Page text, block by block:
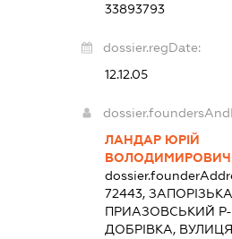
33893793
dossier.regDate:
12.12.05
ЛАНДАР ЮРІЙ
ВОЛОДИМИРОВИЧ
72443,
ПРИАЗОВСЬКИЙ
ДОБРІВКА, ВУЛИЦЯ